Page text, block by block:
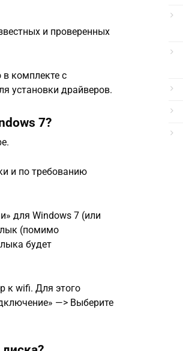
и проверенных
комплекте с
установки драйверов.
7?
и по требованию
для Windows 7 (или
(помимо
будет
к wifi. Для этого
—> Выберите